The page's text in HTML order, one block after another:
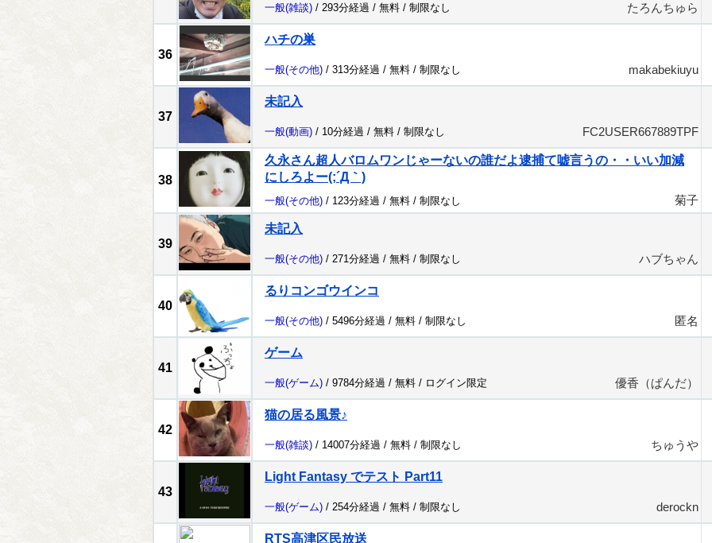
一般(雑談) / 293分経過 / 無料 / 制限なし たろんちゅら
36
ハチの巣
一般(その他) / 313分経過 / 無料 / 制限なし makabekiuyu
37
未記入
一般(動画) / 10分経過 / 無料 / 制限なし FC2USER667889TPF
38
久永さん超人バロムワンじゃーないの誰だよ逮捕て嘘言うの・・いい加減
にしろよー(;´Д｀)
一般(その他) / 123分経過 / 無料 / 制限なし 菊子
39
未記入
一般(その他) / 271分経過 / 無料 / 制限なし ハブちゃん
40
るりコンゴウインコ
一般(その他) / 5496分経過 / 無料 / 制限なし 匿名
41
ゲーム
一般(ゲーム) / 9784分経過 / 無料 / ログイン限定 優香（ぱんだ）
42
猫の居る風景♪
一般(雑談) / 14007分経過 / 無料 / 制限なし ちゅうや
43
Light Fantasy でテスト Part11
一般(ゲーム) / 254分経過 / 無料 / 制限なし derockn
RTS高津区民放送